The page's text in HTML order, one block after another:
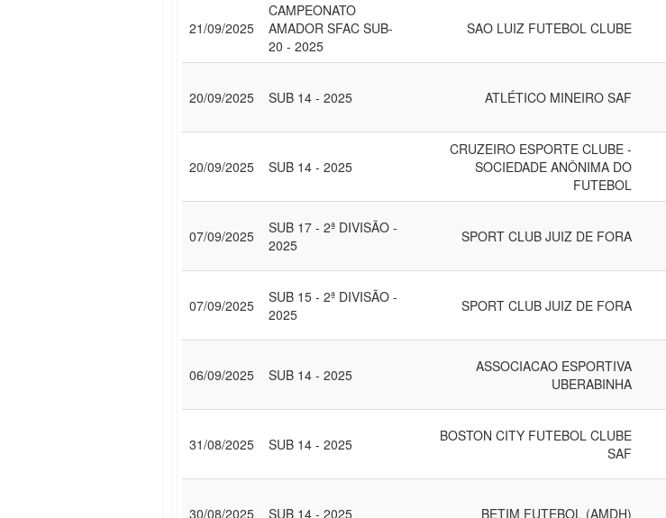
21/09/2025
CAMPEONATO
AMADOR SFAC SUB-
20 - 2025
SAO LUIZ FUTEBOL CLUBE
20/09/2025 SUB 14 - 2025 ATLÉTICO MINEIRO SAF
20/09/2025 SUB 14 - 2025
CRUZEIRO ESPORTE CLUBE -
SOCIEDADE ANÔNIMA DO
FUTEBOL
07/09/2025
SUB 17 - 2ª DIVISÃO -
2025
SPORT CLUB JUIZ DE FORA
07/09/2025
SUB 15 - 2ª DIVISÃO -
2025
SPORT CLUB JUIZ DE FORA
06/09/2025 SUB 14 - 2025
ASSOCIACAO ESPORTIVA
UBERABINHA
31/08/2025 SUB 14 - 2025
BOSTON CITY FUTEBOL CLUBE
SAF
30/08/2025 SUB 14 - 2025 BETIM FUTEBOL (AMDH)